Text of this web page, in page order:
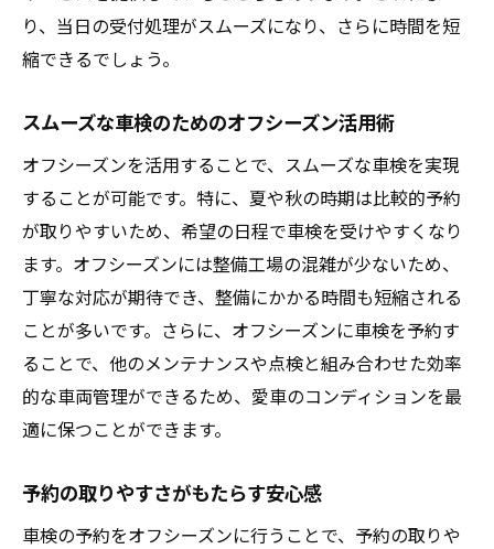
り、当日の受付処理がスムーズになり、さらに時間を短
縮できるでしょう。
スムーズな車検のためのオフシーズン活用術
オフシーズンを活用することで、スムーズな車検を実現
することが可能です。特に、夏や秋の時期は比較的予約
が取りやすいため、希望の日程で車検を受けやすくなり
ます。オフシーズンには整備工場の混雑が少ないため、
丁寧な対応が期待でき、整備にかかる時間も短縮される
ことが多いです。さらに、オフシーズンに車検を予約す
ることで、他のメンテナンスや点検と組み合わせた効率
的な車両管理ができるため、愛車のコンディションを最
適に保つことができます。
予約の取りやすさがもたらす安心感
車検の予約をオフシーズンに行うことで、予約の取りや